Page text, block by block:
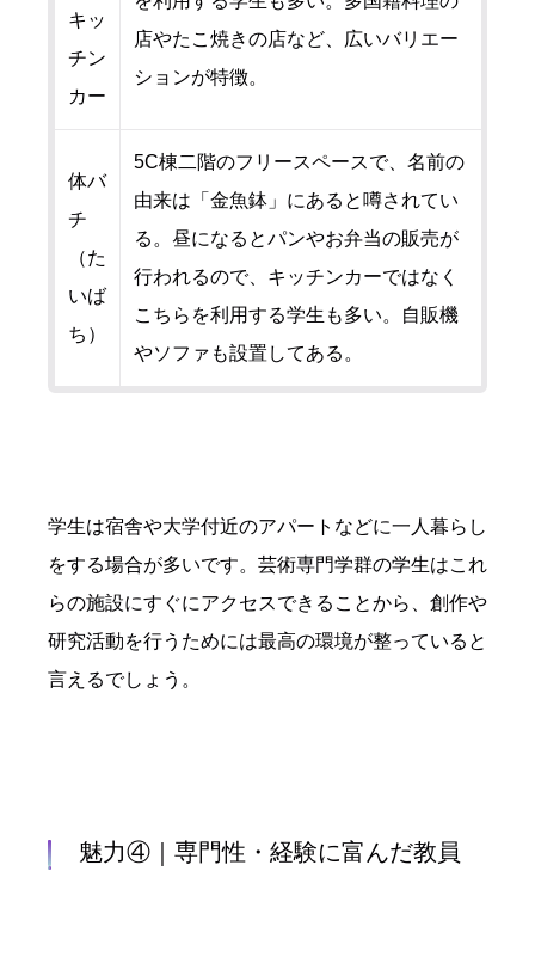
キッ
チン
カー
店やたこ焼きの店など、広いバリエー
ションが特徴。
体バ
チ
（た
いば
ち）
5C棟二階のフリースペースで、名前の
由来は「金魚鉢」にあると噂されてい
る。昼になるとパンやお弁当の販売が
行われるので、キッチンカーではなく
こちらを利用する学生も多い。自販機
やソファも設置してある。
学生は宿舎や大学付近のアパートなどに一人暮らし
をする場合が多いです。芸術専門学群の学生はこれ
らの施設にすぐにアクセスできることから、創作や
研究活動を行うためには最高の環境が整っていると
言えるでしょう。
魅力④｜専門性・経験に富んだ教員